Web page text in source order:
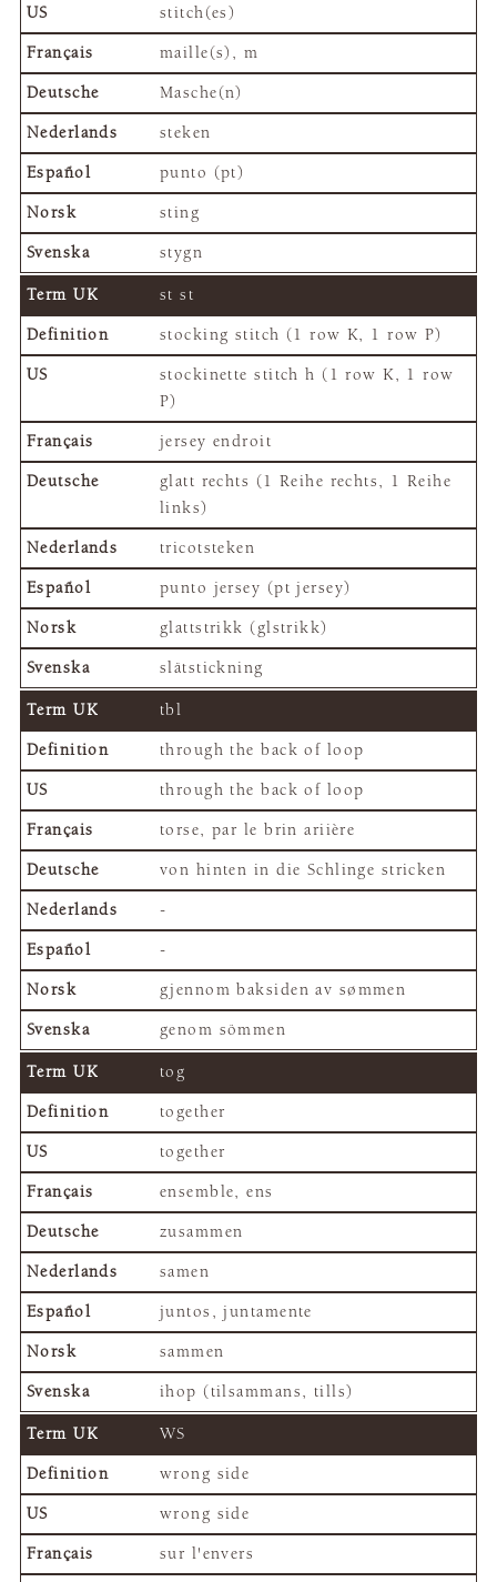
stitch(es)
maille(s), m
Masche(n)
steken
punto (pt)
sting
stygn
st st
stocking stitch (1 row K, 1 row P)
stockinette stitch h (1 row K, 1 row
P)
jersey endroit
glatt rechts (1 Reihe rechts, 1 Reihe
links)
tricotsteken
punto jersey (pt jersey)
glattstrikk (glstrikk)
slätstickning
tbl
through the back of loop
through the back of loop
torse, par le brin ariière
von hinten in die Schlinge stricken
-
-
gjennom baksiden av sømmen
genom sömmen
tog
together
together
ensemble, ens
zusammen
samen
juntos, juntamente
sammen
ihop (tilsammans, tills)
WS
wrong side
wrong side
sur l'envers